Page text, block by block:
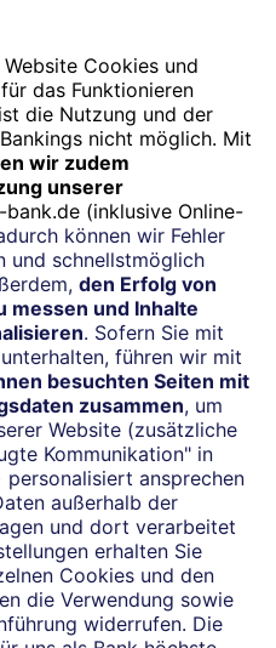
bis Ende 2020 die
sieht noch
in Polen: „Die
stabil, die
Nachholbedarf hat er
im
Start-ups rund um digitale
aus: Nach einer
haben 95
die in Polen
bereut und würden
Allerdings, meint Ewald
für
in den vergangenen
geworden:
hin, die Regulation